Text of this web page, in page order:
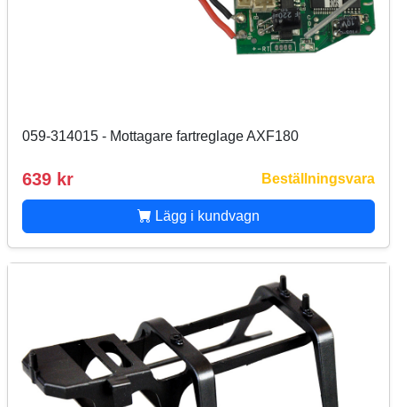
059-314015 - Mottagare fartreglage AXF180
639 kr Beställningsvara
Lägg i kundvagn